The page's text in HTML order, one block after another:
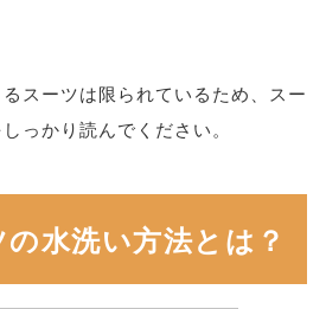
スーツは限られているため、スー
っかり読んでください。
水洗い方法とは？